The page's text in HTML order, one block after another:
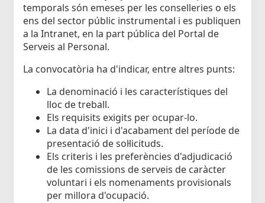
temporals són emeses per les conselleries o els
ens del sector públic instrumental i es publiquen
a la Intranet, en la part pública del Portal de
Serveis al Personal.
La convocatòria ha d'indicar, entre altres punts:
La denominació i les característiques del
lloc de treball.
Els requisits exigits per ocupar-lo.
La data d'inici i d'acabament del període de
presentació de sol·licituds.
Els criteris i les preferències d'adjudicació
de les comissions de serveis de caràcter
voluntari i els nomenaments provisionals
per millora d'ocupació.